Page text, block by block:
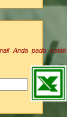
Anda pada kotak